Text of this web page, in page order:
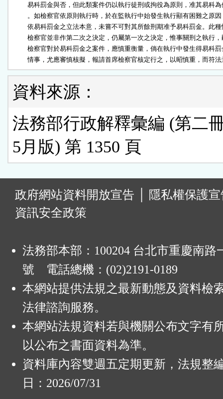
易科罰金與否，但此類案件仍以執行徒刑或拘役為原則，准其易科
。如檢察官依原則執行時，於在監執行中始發生執行顯有困難之原
依易科罰金之立法本意，未嘗不可對其所餘刑期准予易科罰金。此
檢察官並非作第二次之決定，仍屬第一次之決定，惟事關刑之執行
檢察官對於易科罰金之案件，應慎重衡量，倘在執行中發生得易科
情事，尤應審慎核擬，報請首席檢察官核定行之，以昭慎重，而符
資料來源：
法務部行政解釋彙編 (第二
5月版) 第 1350 頁
政府網站資料開放宣告
隱私權保護
資訊安全政策
法務部本部：100204 台北市重慶南路
號 電話總機：(02)2191-0189
本網站提供法規之最新動態及資料檢
法律諮詢服務。
本網站法規資料若與機關公布文字有
以公布之書面資料為準。
資料庫內容雙週五定期更新，法規整
日：2026/07/31